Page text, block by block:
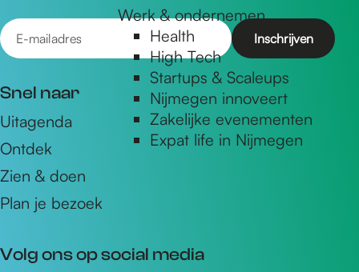
Werk & ondernemen
Health
High Tech
Startups & Scaleups
Nijmegen innoveert
Zakelijke evenementen
Expat life in Nijmegen
E
-
a
i
l
a
d
e
Snel naar
Uitagenda
Ontdek
Zien & doen
Plan je bezoek
Volg ons op social media